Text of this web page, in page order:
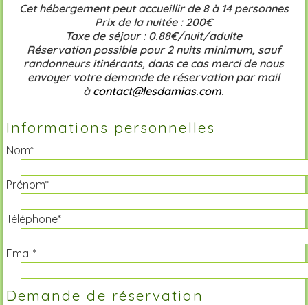
Cet hébergement peut accueillir de 8 à 14 personnes
Prix de la nuitée : 200€
Taxe de séjour : 0.88€/nuit/adulte
Réservation possible pour 2 nuits minimum, sauf
randonneurs itinérants, dans ce cas merci de nous
envoyer votre demande de réservation par mail
à contact@lesdamias.com.
Informations personnelles
Nom*
Prénom*
Téléphone*
Email*
Demande de réservation